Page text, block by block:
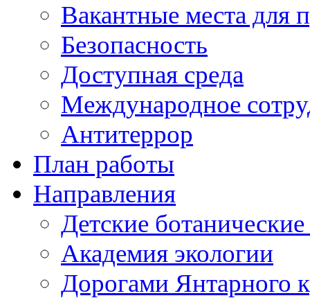
Вакантные места для
Безопасность
Доступная среда
Международное
Антитеррор
План работы
Направления
Детские
Академия экологии
Дорогами Янтарного